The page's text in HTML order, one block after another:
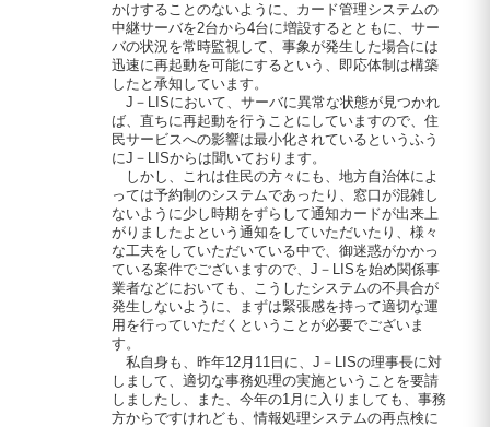
かけすることのないように、カード管理システムの
中継サーバを2台から4台に増設するとともに、サー
バの状況を常時監視して、事象が発生した場合には
迅速に再起動を可能にするという、即応体制は構築
したと承知しています。
J－LISにおいて、サーバに異常な状態が見つかれ
ば、直ちに再起動を行うことにしていますので、住
民サービスへの影響は最小化されているというふう
にJ－LISからは聞いております。
しかし、これは住民の方々にも、地方自治体によ
っては予約制のシステムであったり、窓口が混雑し
ないように少し時期をずらして通知カードが出来上
がりましたよという通知をしていただいたり、様々
な工夫をしていただいている中で、御迷惑がかかっ
ている案件でございますので、J－LISを始め関係事
業者などにおいても、こうしたシステムの不具合が
発生しないように、まずは緊張感を持って適切な運
用を行っていただくということが必要でございま
す。
私自身も、昨年12月11日に、J－LISの理事長に対
しまして、適切な事務処理の実施ということを要請
しましたし、また、今年の1月に入りましても、事務
方からですけれども、情報処理システムの再点検に